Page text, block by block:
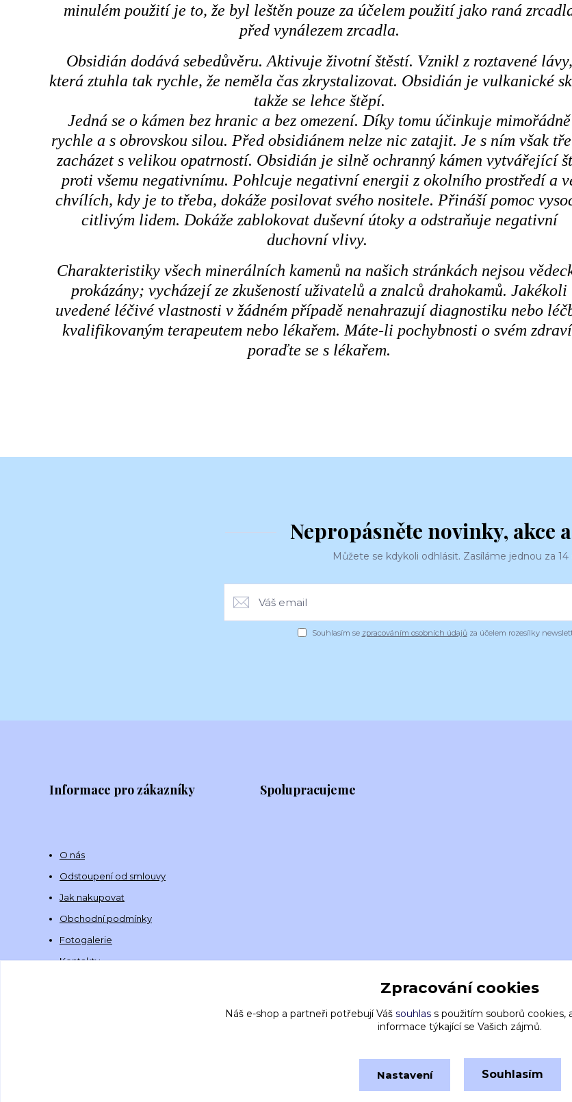
minulém použití je to, že byl leštěn pouze za účelem použití jako raná
před vynálezem zrcadla.
Obsidián dodává sebedůvěru. Aktivuje životní štěstí. Vznikl z roztavené lávy,
která ztuhla tak rychle, že neměla čas zkrystalizovat. Obsidián je vulkanické
takže se lehce štěpí.
Jedná se o kámen bez hranic a bez omezení. Díky tomu účinkuje mimořádně
rychle a s obrovskou silou. Před obsidiánem nelze nic zatajit. Je s ním však
zacházet s velikou opatrností. Obsidián je silně ochranný kámen vytvářející
proti všemu negativnímu. Pohlcuje negativní energii z okolního prostředí a
chvílích, kdy je to třeba, dokáže posilovat svého nositele. Přináší pomoc
citlivým lidem. Dokáže zablokovat duševní útoky a odstraňuje negativní
duchovní vlivy.
Charakteristiky všech minerálních kamenů na našich stránkách nejsou
prokázány; vycházejí ze zkušeností uživatelů a znalců drahokamů. Jakékoli
uvedené léčivé vlastnosti v žádném případě nenahrazují diagnostiku nebo
kvalifikovaným terapeutem nebo lékařem. Máte-li pochybnosti o svém
poraďte se s lékařem.
Nepropásněte novinky, akce
Můžete se kdykoli odhlásit. Zasíláme jednou za 14
Souhlasím se zpracováním osobních údajůza účelem rozesílky
Informace pro zákazníky
O nás
Odstoupení od smlouvy
Jak nakupovat
Obchodní podmínky
Fotogalerie
Kontakty
Spolupracujeme
Zpracování cookies
Náš e-shop a partneři potřebují Váš souhlass použitím souborů cookies,
informace týkající se Vašich zájmů.
Nastavení Souhlasím